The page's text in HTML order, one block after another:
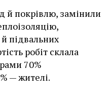
й покрівлю, замінили
підвальних
робіт склала
70%
— жителі.